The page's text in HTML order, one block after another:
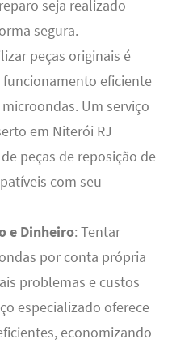
seja realizado
segura.
peças originais é
eficiente
Um serviço
em Niterói RJ
peças de reposição de
com seu
e Dinheiro: Tentar
por conta própria
problemas e custos
especializado oferece
economizando